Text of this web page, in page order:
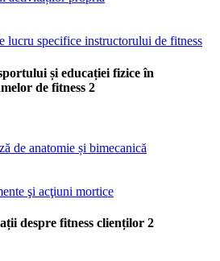
lucru specifice instructorului de fitness
și educației fizice în
de fitness 2
de anatomie și bimecanică
şi acţiuni mortice
despre fitness clienților 2